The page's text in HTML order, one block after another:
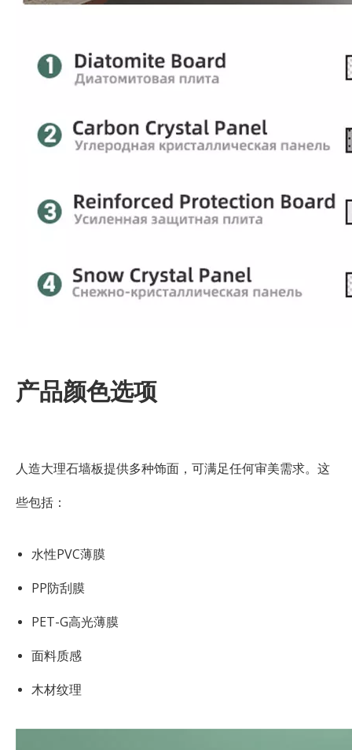
产品颜色选项
人造大理石墙板提供多种饰面，可满足任何审美需求。这
些包括：
水性PVC薄膜
PP防刮膜
PET-G高光薄膜
面料质感
木材纹理